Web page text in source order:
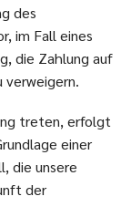
des
im Fall eines
die Zahlung auf
verweigern.
treten, erfolgt
einer
die unsere
der